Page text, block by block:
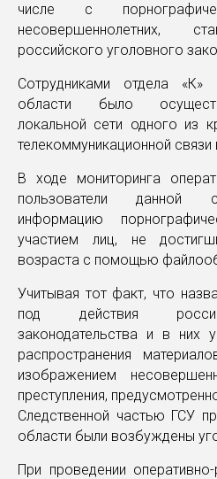
числе с
несовершеннолетних,
российского уголовного
Сотрудниками отдела
области было
локальной сети одного из
телекоммуникационной
В ходе мониторинга
пользователи данной
информацию
участием лиц, не
возраста с помощью
Учитывая тот факт, что
под действия
законодательства и в них
распространения
изображением
преступления,
Следственной частью ГСУ
области были возбуждены
При проведении